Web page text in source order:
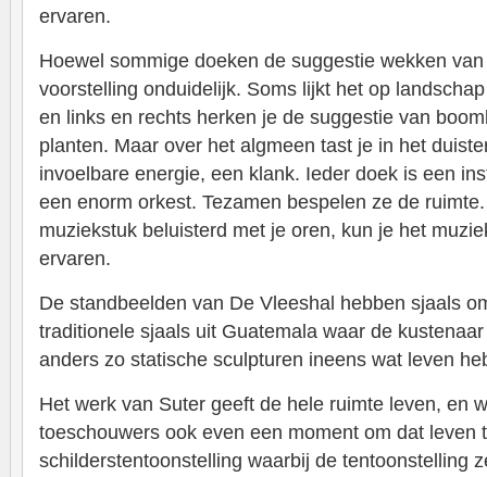
ervaren.
Hoewel sommige doeken de suggestie wekken
voorstelling onduidelijk. Soms lijkt het op
en links en rechts herken je de suggestie van
planten. Maar over het algmeen tast je in het
invoelbare energie, een klank. Ieder doek is een
een enorm orkest. Tezamen bespelen ze de
muziekstuk beluisterd met je oren, kun je het
ervaren.
De standbeelden van De Vleeshal hebben sjaals
traditionele sjaals uit Guatemala waar de
anders zo statische sculpturen ineens wat leven
Het werk van Suter geeft de hele ruimte leven, en
toeschouwers ook even een moment om dat leven
schilderstentoonstelling waarbij de tentoonstelling